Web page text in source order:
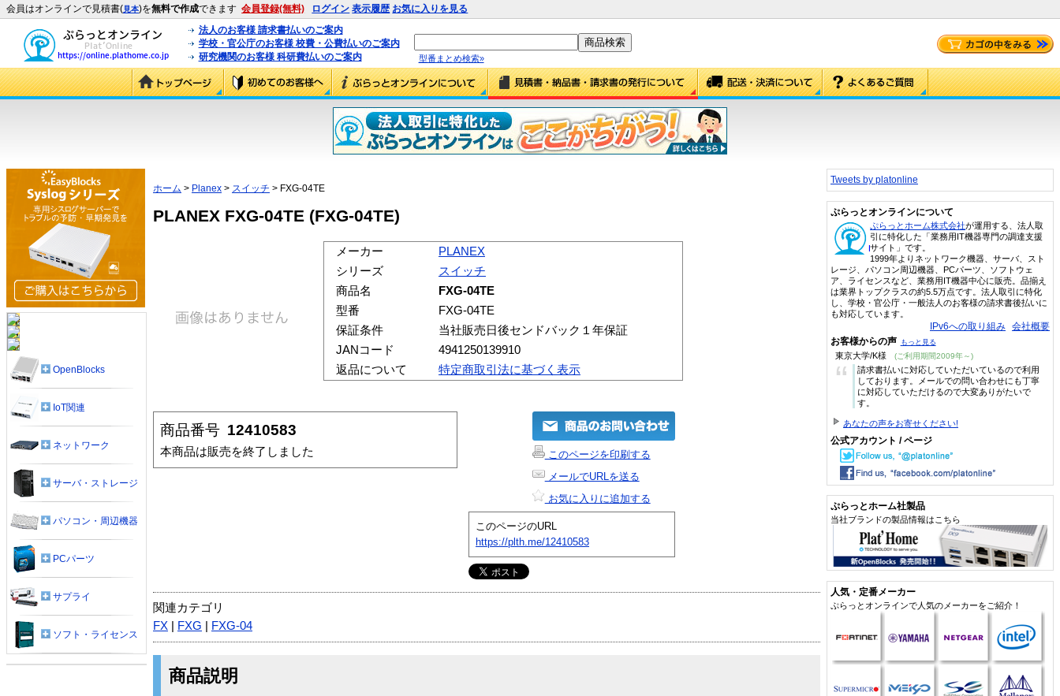
会員はオンラインで見積書(見本)を無料で作成できます 会員登録(無料) ログイン 表示履歴 お気に入りを見る
法人のお客様 請求書払いのご案内
学校・官公庁のお客様 校費・公費払いのご案内
研究機関のお客様 科研費払いのご案内
型番まとめ検索»
ホーム > Planex > スイッチ > FXG-04TE
PLANEX FXG-04TE (FXG-04TE)
メーカー
PLANEX
シリーズ
スイッチ
商品名
FXG-04TE
型番
FXG-04TE
保証条件
当社販売日後センドバック１年保証
JANコード
4941250139910
返品について
特定商取引法に基づく表示
商品番号 12410583
本商品は販売を終了しました
このページを印刷する
メールでURLを送る
お気に入りに追加する
このページのURL
https://plth.me/12410583
関連カテゴリ
FX
FXG FXG-04
商品説明
OpenBlocks
IoT関連
ネットワーク
サーバ・ストレージ
パソコン・周辺機器
PCパーツ
サプライ
ソフト・ライセンス
Tweets by platonline
ぷらっとオンラインについて
ぷらっとホーム株式会社が運用する、法人取
引に特化した「業務用IT機器専門の調達支援
サイト」です。
1999年よりネットワーク機器、サーバ、スト
レージ、パソコン周辺機器、PCパーツ、ソフトウェ
ア、ライセンスなど、業務用IT機器中心に販売。品揃え
は業界トップクラスの約5.5万点です。法人取引に特化
し、学校・官公庁・一般法人のお客様の請求書後払いに
も対応しています。
IPv6への取り組み 会社概要
お客様からの声 もっと見る
東京大学/K様 (ご利用期間2009年～)
“
請求書払いに対応していただいているので利用
しております。メールでの問い合わせにも丁寧
に対応していただけるので大変ありがたいで
す。
あなたの声をお寄せください!
公式アカウント / ページ
ぷらっとホーム社製品
当社ブランドの製品情報はこちら
人気・定番メーカー
ぷらっとオンラインで人気のメーカーをご紹介！